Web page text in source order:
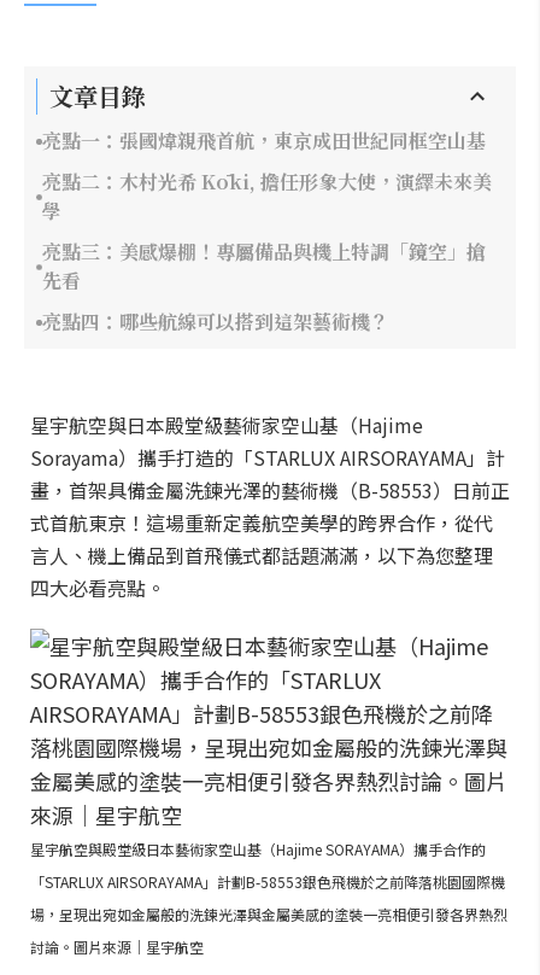
文章目錄
亮點一：張國煒親飛首航，東京成田世紀同框空山基
亮點二：木村光希 Kōki, 擔任形象大使，演繹未來美
學
亮點三：美感爆棚！專屬備品與機上特調「鏡空」搶
先看
亮點四：哪些航線可以搭到這架藝術機？
星宇航空與日本殿堂級藝術家空山基（Hajime
Sorayama）攜手打造的「STARLUX AIRSORAYAMA」計
畫，首架具備金屬洗鍊光澤的藝術機（B-58553）日前正
式首航東京！這場重新定義航空美學的跨界合作，從代
言人、機上備品到首飛儀式都話題滿滿，以下為您整理
四大必看亮點。
星宇航空與殿堂級日本藝術家空山基（Hajime SORAYAMA）攜手合作的
「STARLUX AIRSORAYAMA」計劃B-58553銀色飛機於之前降落桃園國際機
場，呈現出宛如金屬般的洗鍊光澤與金屬美感的塗裝一亮相便引發各界熱烈
討論。圖片來源｜星宇航空